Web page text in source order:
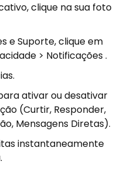
clique na sua foto
e Suporte, clique em
> Notificações .
ativar ou desativar
(Curtir, Responder,
Mensagens Diretas).
instantaneamente